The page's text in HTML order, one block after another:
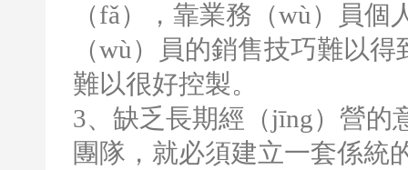
（fǎ），靠業務（wù）員
（wù）員的銷售技巧難以
難以很好控製。
3、缺乏長期經（jīng）營的
團隊，就必須建立一套係統